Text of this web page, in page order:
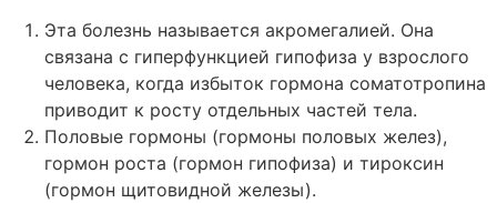
Эта болезнь называется акромегалией. Она
связана с гиперфункцией гипофиза у взрослого
человека, когда избыток гормона соматотропина
приводит к росту отдельных частей тела.
Половые гормоны (гормоны половых желез),
гормон роста (гормон гипофиза) и тироксин
(гормон щитовидной железы).